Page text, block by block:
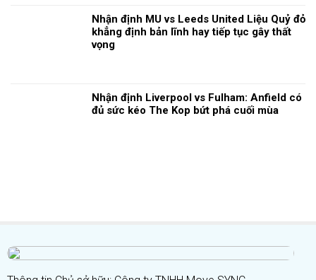
Nhận định MU vs Leeds United Liệu Quỷ đỏ
khẳng định bản lĩnh hay tiếp tục gây thất
vọng
Nhận định Liverpool vs Fulham: Anfield có
đủ sức kéo The Kop bứt phá cuối mùa